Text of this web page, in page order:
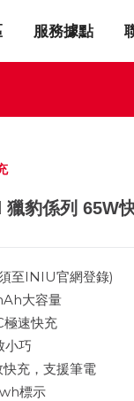
服務據點
豹係列 65W
至INIU官網登錄)
大容量
極速快充
小巧
快充，支援筆電
標示